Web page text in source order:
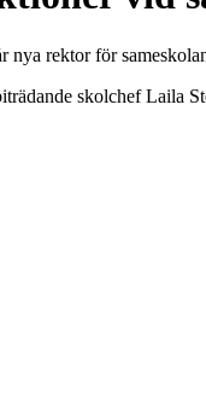
nya rektor för
skolchef Laila